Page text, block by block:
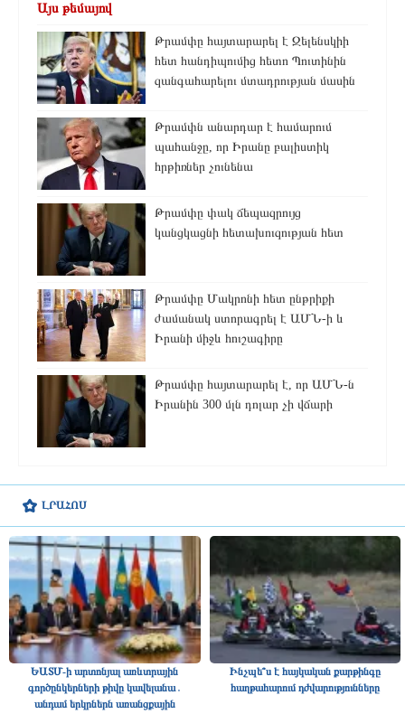
ԼՐԱՀՈՍ
ԵԱՏՄ-ի արտոնյալ առևտրային
գործընկերների թիվը կավելանա․
անդամ երկրներն առանցքային
Ինչպե՞ս է հայկական քարթինգը
հաղթահարում դժվարությունները
Այս թեմայով
Թրամփը հայտարարել է Զելենսկիի
հետ հանդիպումից հետո Պուտինին
զանգահարելու մտադրության մասին
Թրամփն անարդար է համարում
պահանջը, որ Իրանը բալիստիկ
հրթիռներ չունենա
Թրամփը փակ ճեպազրույց
կանցկացնի հետախուզության հետ
Թրամփը Մակրոնի հետ ընթրիքի
ժամանակ ստորագրել է ԱՄՆ-ի և
Իրանի միջև հուշագիրը
Թրամփը հայտարարել է, որ ԱՄՆ-ն
Իրանին 300 մլն դոլար չի վճարի